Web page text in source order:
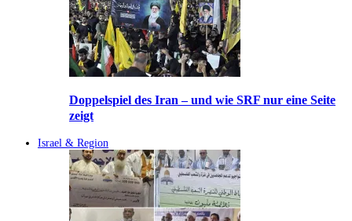
Doppelspiel des Iran – und wie SRF nur eine Seite
zeigt
Israel & Region